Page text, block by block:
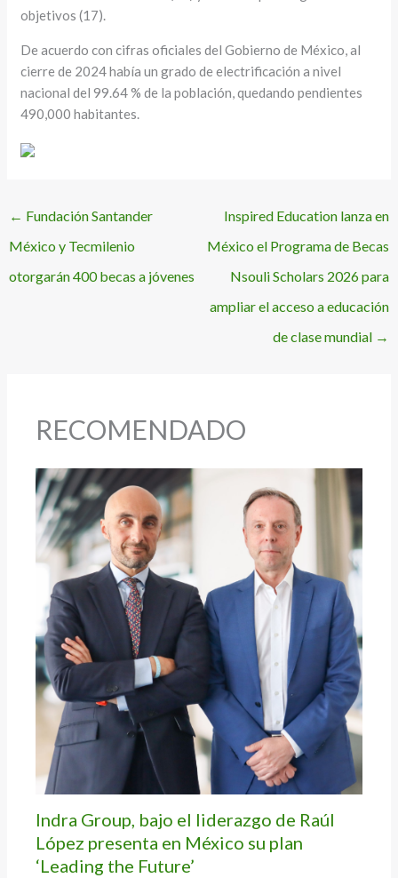
objetivos (17).
De acuerdo con cifras oficiales del Gobierno de México, al
cierre de 2024 había un grado de electrificación a nivel
nacional del 99.64 % de la población, quedando pendientes
490,000 habitantes.
← Fundación Santander
México y Tecmilenio
otorgarán 400 becas a jóvenes
Inspired Education lanza en
México el Programa de Becas
Nsouli Scholars 2026 para
ampliar el acceso a educación
de clase mundial →
RECOMENDADO
Indra Group, bajo el liderazgo de Raúl
López presenta en México su plan
‘Leading the Future’